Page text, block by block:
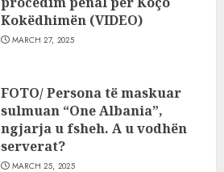
Kokëdhimën (VIDEO)
MARCH 27, 2025
FOTO/ Persona të maskuar
sulmuan “One Albania”,
ngjarja u fsheh. A u vodhën
serverat?
MARCH 25, 2025